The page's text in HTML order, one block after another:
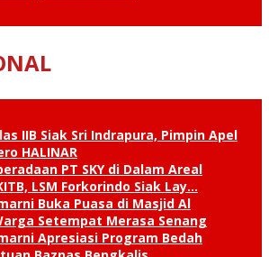
IIB Siak Sri Indrapura, Pimpin Apel
HALINAR
PT SKY di Dalam Areal
LSM Forkorindo Siak Lay…
Buka Puasa di Masjid Al
Setempat Merasa Senang
Apresiasi Program Bedah